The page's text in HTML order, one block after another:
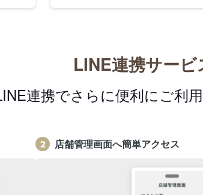
LINE連携サービ
連携でさらに便利にご利
店舗管理画面へ簡単アクセス